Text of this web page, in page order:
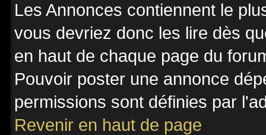
Les Annonces contiennent le
vous devriez donc les lire dès
en haut de chaque page du
Pouvoir poster une annonce
permissions sont définies par
Revenir en haut de page